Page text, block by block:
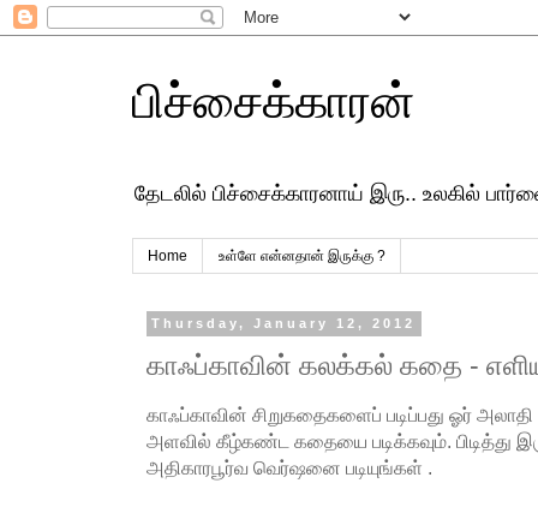
பிச்சைக்காரன்
தேடலில் பிச்சைக்காரனாய் இரு.. உலகில்
Home உள்ளே என்னதான் இருக்கு ?
Thursday, January 12, 2012
காஃப்காவின் கலக்கல் கதை -
காஃப்காவின் சிறுகதைகளைப் படிப்பது ஓர்
அளவில் கீழ்கண்ட கதையை படிக்கவும். பிடித்து
அதிகாரபூர்வ வெர்ஷனை படியுங்கள் .